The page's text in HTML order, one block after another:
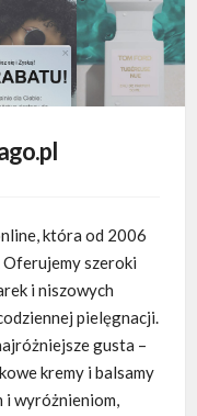
która od 2006
Oferujemy szeroki
i niszowych
pielęgnacji.
gusta –
kremy i balsamy
i wyróżnieniom,